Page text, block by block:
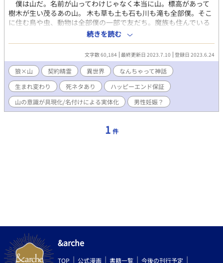
僕は山だ。名前が山ってわけじゃなく本当に山。標高があって
樹木が生い茂るあの山。 木も草も土も石も川も滝も全部僕。そこ
に住む鳥や虫、動物は全部僕の一部で友だち。魔族も住んでいる
し、魔獣や魔鳥なんかもいるけど、彼らだって僕の一部なんだ。
そんな僕の中で作られる生態系の頂点は狼の群れだった。その
群れの長の雄狼と番の雌狼に出来た赤ちゃんは五匹。四匹は元気
に育っていったけど、一匹は弱い個体で親にも見捨てられてい
て・・・ けど僕は、その弱い個体である雄狼の子を放っておく事
は出来なかった。僕は意識を具現化し、人型となってその子を助
ける。 その後、僕には「サン」と、狼の子には「ラウ」と、お互
いに名前を付け合った事により、僕はサンとして完全に人型の男
の子に実体化したんだ。 僕(サン)はラウと仲良く暮らしていた
てしまう・・・ ーーーーーーーーー ☆「山狼族の長はツンデレ黒
猫を掌中に収める」の舞台、山が主役です。山の意識が人型に実
設定なのに、猫科、犬科動物という概念があるの？そもそも猫、
犬自体が生息してるの？と、途中で筆者自身が疑問に思いました
が、そのままそれで通しています(汗)。
続きを読む
文字数 60,184 最終更新日 2023.7.10 登録日 2023.6.24
狼×山 契約精霊 異世界
なんちゃって神話
生まれ変わり
死ネタあり
ハッピーエンド保証
山の意識が具現化/名付けによる実体化
男性妊娠？
1 件
&arche
TOP 公式漫画 書籍一覧 今後の刊行予定